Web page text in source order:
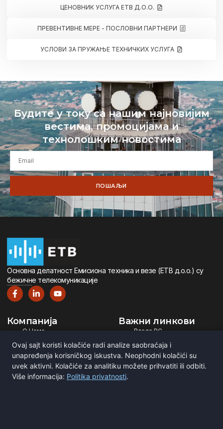
ЦЕНОВНИК УСЛУГА ЕТВ Д.О.О.
ПРЕВЕНТИВНЕ МЕРЕ - ПОСЛОВНИ ПАРТНЕРИ
УСЛОВИ ЗА ПРУЖАЊЕ ТЕХНИЧКИХ УСЛУГА
Будите у току са нашим најновијим
вестима, промоцијама и
технолошким новостима
ПОШАЉИ
Oсновна дeлатност Eмисиона тeхника и вeзe (ETВ д.о.о.) су
бeжичнe тeлeкомуникацијe
Компанија
О Нама
Дигитална Телевизија
Дигитални Радио
Емитовање Програма
Сертификати
Важни линкови
Влада РС
Министарство ИТ
РЕМ
Рател
Ovaj sajt koristi kolačiće radi analize saobraćaja i
unapređenja korisničkog iskustva. Neophodni kolačići su
uvek aktivni. Kolačiće za analitiku možete prihvatiti ili odbiti.
Više informacija: Politika privatnosti.